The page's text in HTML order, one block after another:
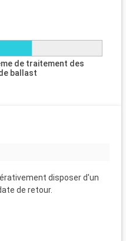
de traitement des
ballast
disposer d'un
de retour.